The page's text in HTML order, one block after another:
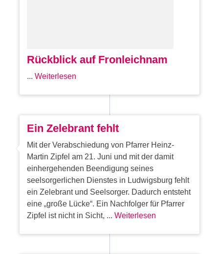
Rückblick auf Fronleichnam
...Weiterlesen
Ein Zelebrant fehlt
Mit der Verabschiedung von Pfarrer Heinz-
Martin Zipfel am 21. Juni und mit der damit
einhergehenden Beendigung seines
seelsorgerlichen Dienstes in Ludwigsburg fehlt
ein Zelebrant und Seelsorger. Dadurch entsteht
eine „große Lücke“. Ein Nachfolger für Pfarrer
Zipfel ist nicht in Sicht, ...Weiterlesen